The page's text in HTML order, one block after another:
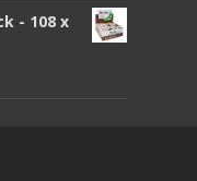
- 108 x